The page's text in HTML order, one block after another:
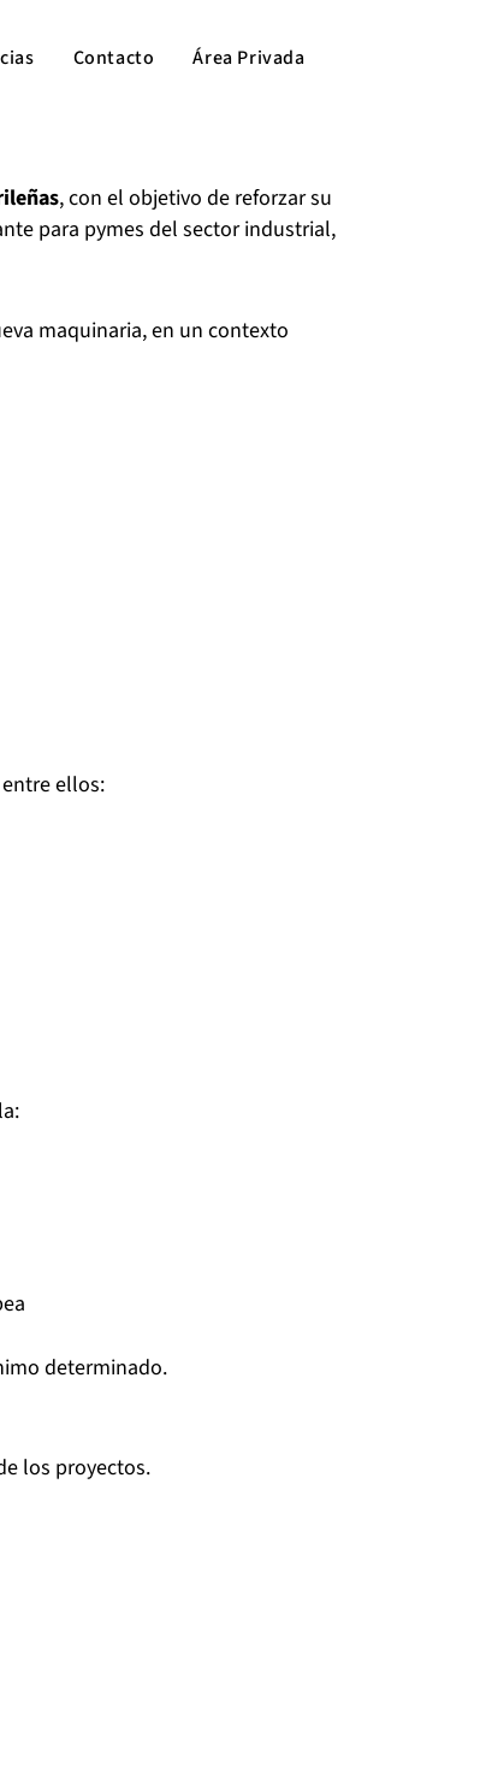
Contacto Área Privada
, con el objetivo de reforzar su
para pymes del sector industrial,
maquinaria, en un contexto
ellos:
determinado.
los proyectos.